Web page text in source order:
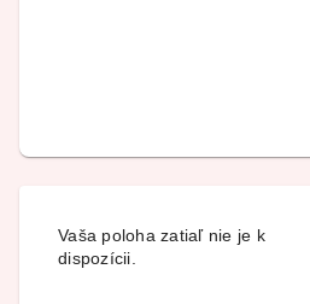
Vaša poloha zatiaľ nie je k
dispozícii.